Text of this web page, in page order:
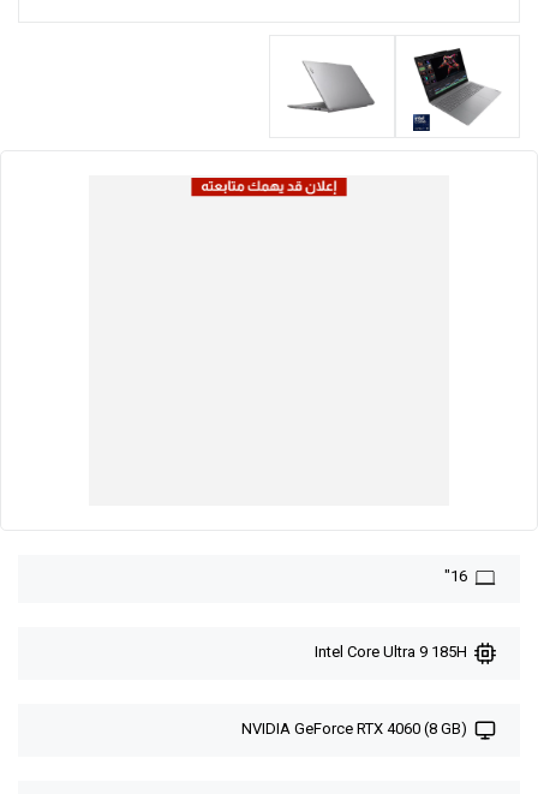
16"
Intel Core Ultra 9 185H
NVIDIA GeForce RTX 4060 (8 GB)